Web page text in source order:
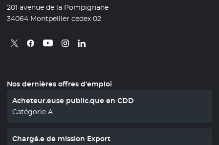
201 avenue de la Pompignane
34064 Montpellier cedex 02
Retrouvez nous sur X
- Nouvelle fenêtre
Retrouvez nous sur Facebook
- Nouvelle fenêtre
Retrouvez nous sur Youtube
- Nouvelle fenêtre
Retrouvez nous sur Instagram
- Nouvelle fenêtre
Retrouvez nous sur Linkedin
- Nouvelle fenêtre
Nos dernières offres d'emploi
Acheteur.euse public.que en CDD
Catégorie A
Chargé.e de mission Export